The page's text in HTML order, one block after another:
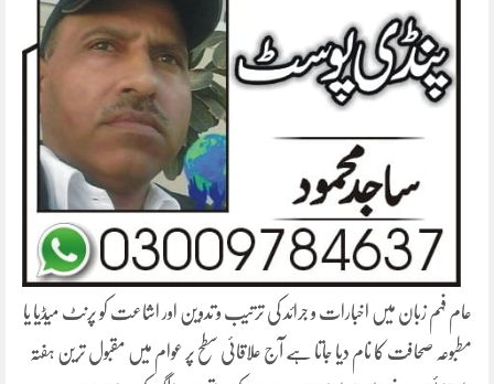
عام فہم زبان میں اخبارات و جرائد کی ترتیب و تدوین اور اشاعت کو پرنٹ میڈیا یا
مطبوعہ صحافت کا نام دیا جاتا ہے آج علاقائی سطح پر عوام میں مقبول ترین ہفتہ